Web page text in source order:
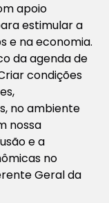
apoio
estimular a
e na economia.
da agenda de
condições
no ambiente
nossa
e a
no
Geral da